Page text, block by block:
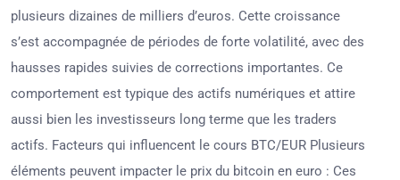
plusieurs dizaines de milliers d’euros. Cette croissance
s’est accompagnée de périodes de forte volatilité, avec des
hausses rapides suivies de corrections importantes. Ce
comportement est typique des actifs numériques et attire
aussi bien les investisseurs long terme que les traders
actifs. Facteurs qui influencent le cours BTC/EUR Plusieurs
éléments peuvent impacter le prix du bitcoin en euro : Ces